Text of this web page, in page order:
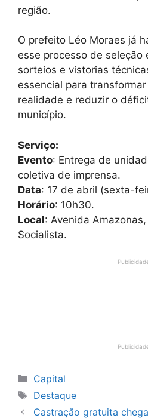
região.
O prefeito Léo Moraes já
esse processo de seleção
sorteios e vistorias
essencial para
realidade e reduzir o
município.
Serviço:
Evento: Entrega de
coletiva de imprensa.
Data: 17 de abril (sexta-
Horário: 10h30.
Local: Avenida
Socialista.
Categorias
Capital
Tags
Destaque
Castração gratuita